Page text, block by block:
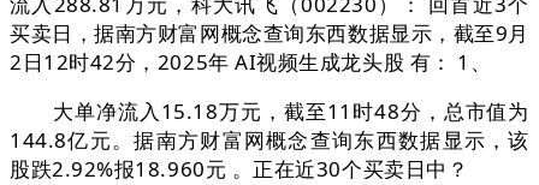
买卖日，据南方财富网概念查询东西数据显示，截至9月
2日12时42分，2025年 AI视频生成龙头股 有： 1、
大单净流入15.18万元，截至11时48分，总市值为
144.8亿元。据南方财富网概念查询东西数据显示，该
股跌2.92%报18.960元 。正在近30个买卖日中？